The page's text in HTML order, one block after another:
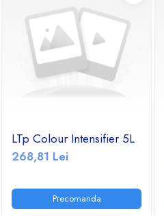
LTp Colour Intensifier 5L
268,81 Lei
Precomanda